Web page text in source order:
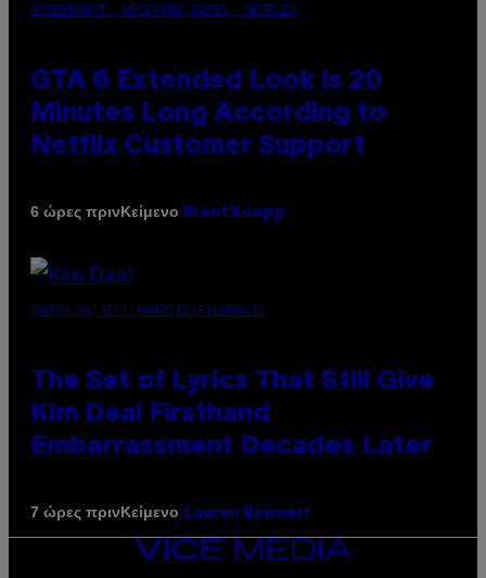
SCREENSHOT: ROCKSTAR GAMES, NETFLIX
GTA 6 Extended Look is 20
Minutes Long According to
Netflix Customer Support
6 ώρες πρινΚείμενο Brent Koepp
PHOTO BY JEFF KRAVITZ/FILMMAGIC
The Set of Lyrics That Still Give
Kim Deal Firsthand
Embarrassment Decades Later
7 ώρες πρινΚείμενο Lauren Boisvert
VICE
MEDIA